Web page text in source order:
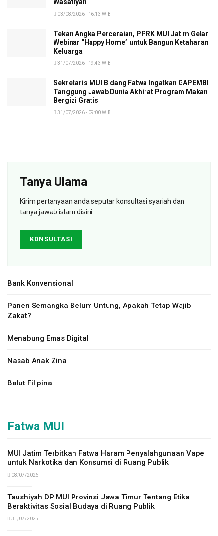
Wasatiyah
03/08/2026 - 16:13 WIB
Tekan Angka Perceraian, PPRK MUI Jatim Gelar
Webinar “Happy Home” untuk Bangun Ketahanan
Keluarga
31/07/2026 - 19:43 WIB
Sekretaris MUI Bidang Fatwa Ingatkan GAPEMBI
Tanggung Jawab Dunia Akhirat Program Makan
Bergizi Gratis
31/07/2026 - 09:00 WIB
Tanya Ulama
Kirim pertanyaan anda seputar konsultasi syariah dan
tanya jawab islam disini.
KONSULTASI
Bank Konvensional
Panen Semangka Belum Untung, Apakah Tetap Wajib
Zakat?
Menabung Emas Digital
Nasab Anak Zina
Balut Filipina
Fatwa MUI
MUI Jatim Terbitkan Fatwa Haram Penyalahgunaan Vape
untuk Narkotika dan Konsumsi di Ruang Publik
08/07/2026
Taushiyah DP MUI Provinsi Jawa Timur Tentang Etika
Beraktivitas Sosial Budaya di Ruang Publik
31/07/2025